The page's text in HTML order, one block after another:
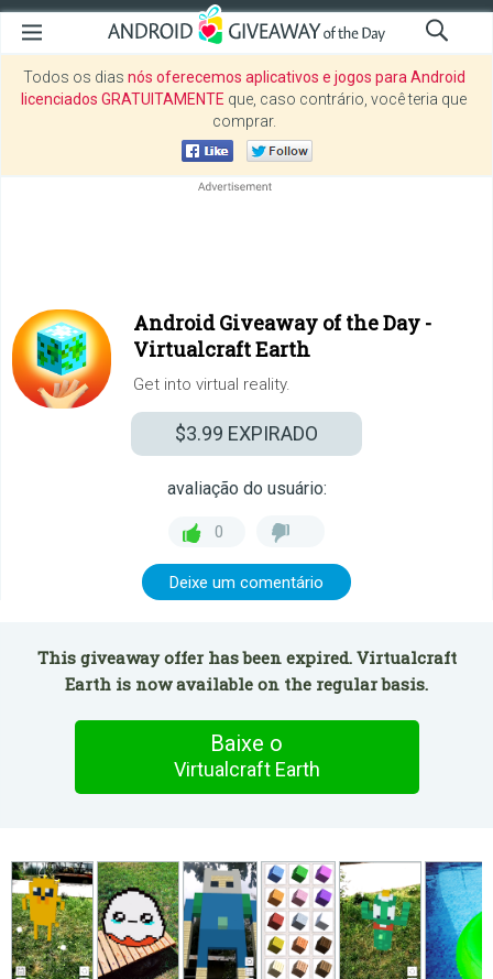
Todos os dias nós oferecemos aplicativos e jogos para Android
licenciados GRATUITAMENTE que, caso contrário, você teria que
comprar.
Android Giveaway of the Day -
Virtualcraft Earth
Get into virtual reality.
$3.99 EXPIRADO
avaliação do usuário:
0
Deixe um comentário
This giveaway offer has been expired. Virtualcraft
Earth is now available on the regular basis.
Baixe o
Virtualcraft Earth